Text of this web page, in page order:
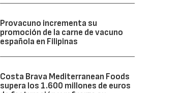
Provacuno incrementa su
promoción de la carne de vacuno
española en Filipinas
Costa Brava Mediterranean Foods
supera los 1.600 millones de euros